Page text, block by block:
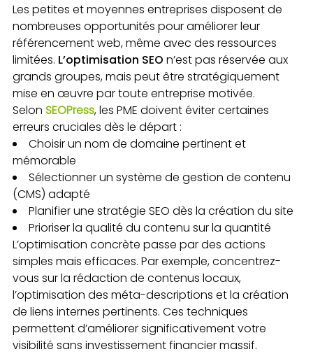
Les petites et moyennes entreprises disposent de
nombreuses opportunités pour améliorer leur
référencement web, même avec des ressources
limitées. L’optimisation SEO n’est pas réservée aux
grands groupes, mais peut être stratégiquement
mise en œuvre par toute entreprise motivée.
Selon SEOPress, les PME doivent éviter certaines
erreurs cruciales dès le départ :
Choisir un nom de domaine pertinent et
mémorable
Sélectionner un système de gestion de contenu
(CMS) adapté
Planifier une stratégie SEO dès la création du site
Prioriser la qualité du contenu sur la quantité
L’optimisation concrète passe par des actions
simples mais efficaces. Par exemple, concentrez-
vous sur la rédaction de contenus locaux,
l’optimisation des méta-descriptions et la création
de liens internes pertinents. Ces techniques
permettent d’améliorer significativement votre
visibilité sans investissement financier massif.